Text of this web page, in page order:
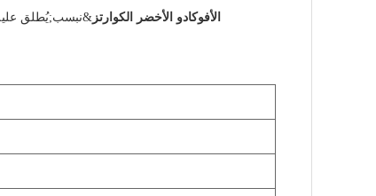
الأفوكادو الأخضر الكوارتز &نبسب;يُطلق